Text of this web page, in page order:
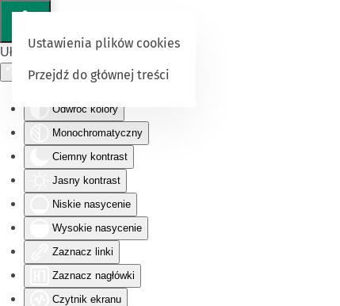
Ułatwienia dostępu
Odwróć kolory
Monochromatyczny
Ciemny kontrast
Jasny kontrast
Niskie nasycenie
Wysokie nasycenie
Zaznacz linki
Zaznacz nagłówki
Czytnik ekranu
Ustawienia plików cookies
Przejdź do głównej treści